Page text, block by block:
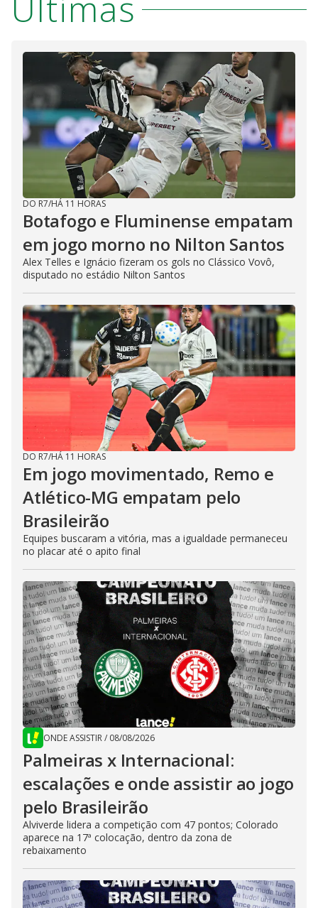
DO R7/HÁ 11 HORAS
Botafogo e Fluminense empatam
em jogo morno no Nilton Santos
Alex Telles e Ignácio fizeram os gols no Clássico Vovô,
disputado no estádio Nilton Santos
DO R7/HÁ 11 HORAS
Em jogo movimentado, Remo e
Atlético-MG empatam pelo
Brasileirão
Equipes buscaram a vitória, mas a igualdade permaneceu
no placar até o apito final
ONDE ASSISTIR/ 08/08/2026
Palmeiras x Internacional:
escalações e onde assistir ao jogo
pelo Brasileirão
Alviverde lidera a competição com 47 pontos; Colorado
aparece na 17ª colocação, dentro da zona de
rebaixamento